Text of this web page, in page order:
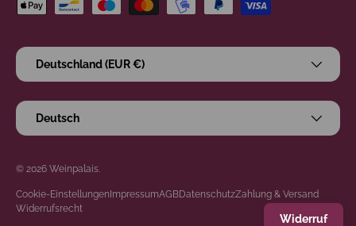
Zahlungsmethoden
Land/Region
Deutschland (EUR €)
Sprache
Deutsch
© 2026 Weinpalais
Cookie-EinstellungenImpressumAGBDatenschutzZahlung & Versand
Widerrufsrecht
Widerruf